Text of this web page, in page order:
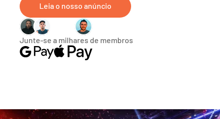
Leia o nosso anúncio
Junte-se a milhares de membros